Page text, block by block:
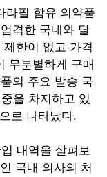
라필 함유 의약품
격한 국내와 달
한이 없고 가격
무분별하게 구매
의 주요 발송 국
을 차지하고 있
로 나타났다.
내역을 살펴보
국내 의사의 처